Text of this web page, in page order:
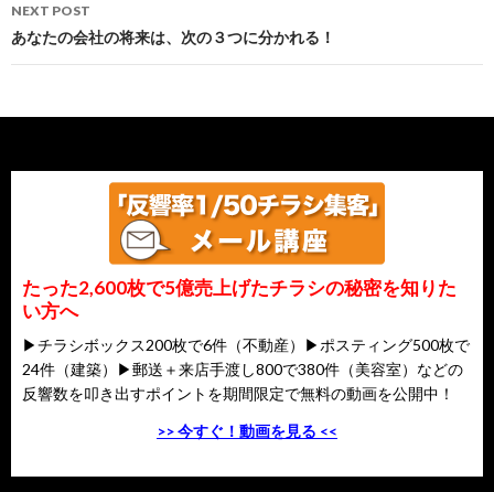
NEXT POST
あなたの会社の将来は、次の３つに分かれる！
たった2,600枚で5億売上げたチラシの秘密を知りた
い方へ
▶チラシボックス200枚で6件（不動産）▶ポスティング500枚で
24件（建築）▶郵送＋来店手渡し800で380件（美容室）などの
反響数を叩き出すポイントを期間限定で無料の動画を公開中！
>> 今すぐ！動画を見る <<